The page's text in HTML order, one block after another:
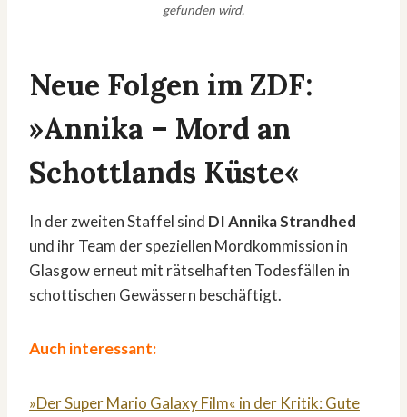
gefunden wird.
Neue Folgen im ZDF:
»Annika – Mord an
Schottlands Küste«
In der zweiten Staffel sind DI Annika Strandhed
und ihr Team der speziellen Mordkommission in
Glasgow erneut mit rätselhaften Todesfällen in
schottischen Gewässern beschäftigt.
Auch interessant:
»Der Super Mario Galaxy Film« in der Kritik: Gute